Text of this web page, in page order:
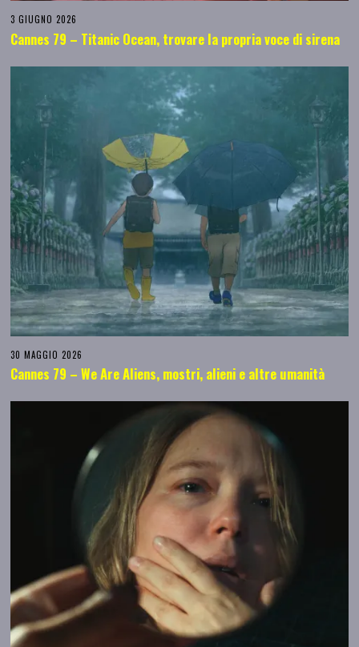
3 GIUGNO 2026
Cannes 79 – Titanic Ocean, trovare la propria voce di sirena
30 MAGGIO 2026
Cannes 79 – We Are Aliens, mostri, alieni e altre umanità